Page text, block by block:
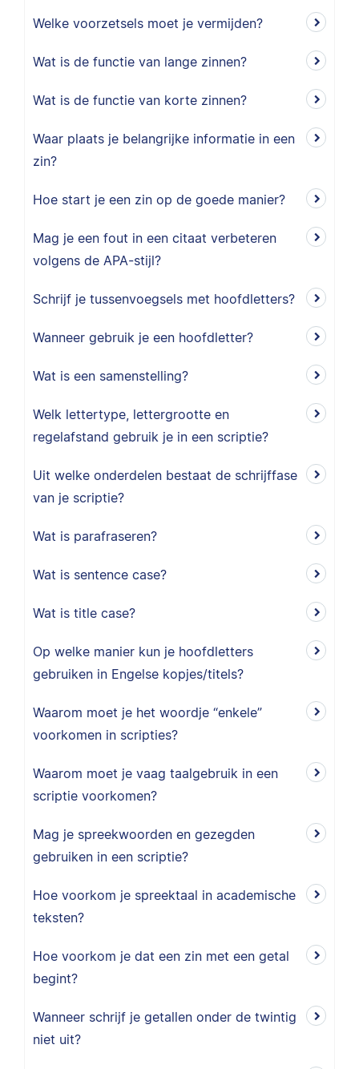
Welke voorzetsels moet je vermijden?
Wat is de functie van lange zinnen?
Wat is de functie van korte zinnen?
Waar plaats je belangrijke informatie in een
zin?
Hoe start je een zin op de goede manier?
Mag je een fout in een citaat verbeteren
volgens de APA-stijl?
Schrijf je tussenvoegsels met hoofdletters?
Wanneer gebruik je een hoofdletter?
Wat is een samenstelling?
Welk lettertype, lettergrootte en
regelafstand gebruik je in een scriptie?
Uit welke onderdelen bestaat de schrijffase
van je scriptie?
Wat is parafraseren?
Wat is sentence case?
Wat is title case?
Op welke manier kun je hoofdletters
gebruiken in Engelse kopjes/titels?
Waarom moet je het woordje “enkele”
voorkomen in scripties?
Waarom moet je vaag taalgebruik in een
scriptie voorkomen?
Mag je spreekwoorden en gezegden
gebruiken in een scriptie?
Hoe voorkom je spreektaal in academische
teksten?
Hoe voorkom je dat een zin met een getal
begint?
Wanneer schrijf je getallen onder de twintig
niet uit?